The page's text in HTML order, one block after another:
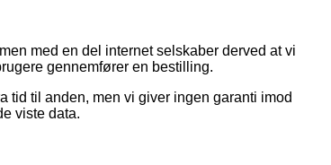
med en del internet selskaber derved at vi
gennemfører en bestilling.
tid til anden, men vi giver ingen garanti imod
viste data.